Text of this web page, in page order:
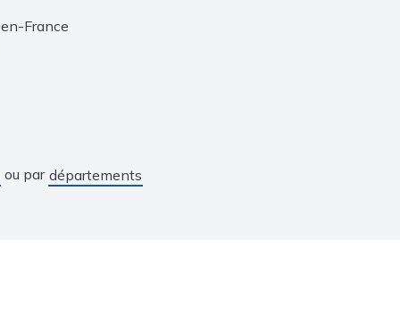
France
ou par départements